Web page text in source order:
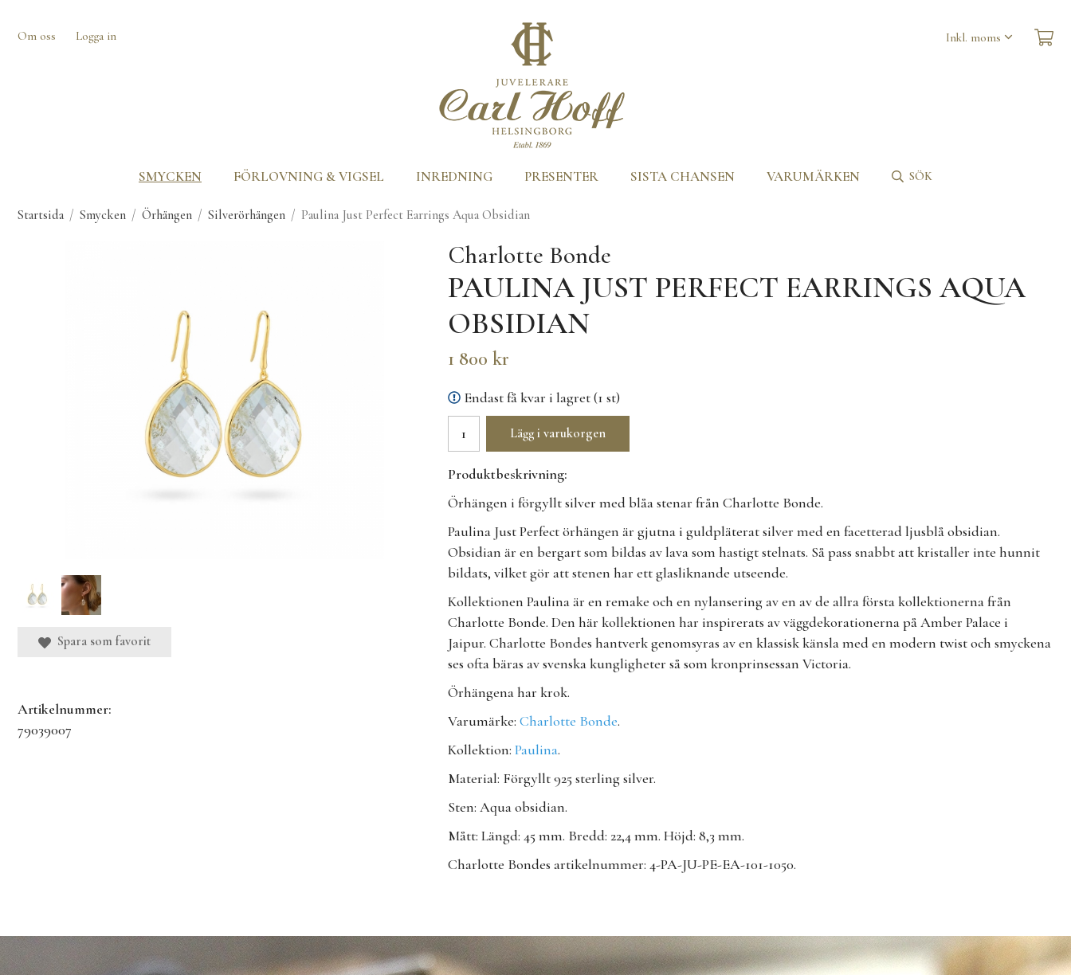
Om oss Logga in
SMYCKEN FÖRLOVNING & VIGSEL INREDNING PRESENTER SISTA CHANSEN VARUMÄRKEN SÖK
Startsida / Smycken / Örhängen / Silverörhängen / Paulina Just Perfect Earrings Aqua Obsidian
Charlotte Bonde
PAULINA JUST PERFECT EARRINGS AQUA
OBSIDIAN
1 800 kr
Endast få kvar i lagret (1 st)
Lägg i varukorgen
Produktbeskrivning:
Örhängen i förgyllt silver med blåa stenar från Charlotte Bonde.
Paulina Just Perfect örhängen är gjutna i guldpläterat silver med en facetterad ljusblå obsidian.
Obsidian är en bergart som bildas av lava som hastigt stelnats. Så pass snabbt att kristaller inte hunnit
bildats, vilket gör att stenen har ett glasliknande utseende.
Kollektionen Paulina är en remake och en nylansering av en av de allra första kollektionerna från
Charlotte Bonde. Den här kollektionen har inspirerats av väggdekorationerna på Amber Palace i
Jaipur. Charlotte Bondes hantverk genomsyras av en klassisk känsla med en modern twist och smyckena
ses ofta bäras av svenska kungligheter så som kronprinsessan Victoria.
Örhängena har krok.
Varumärke: Charlotte Bonde.
Kollektion: Paulina.
Material: Förgyllt 925 sterling silver.
Sten: Aqua obsidian.
Mått: Längd: 45 mm. Bredd: 22,4 mm. Höjd: 8,3 mm.
Charlotte Bondes artikelnummer: 4-PA-JU-PE-EA-101-1050.
Spara som favorit
Artikelnummer:
79039007